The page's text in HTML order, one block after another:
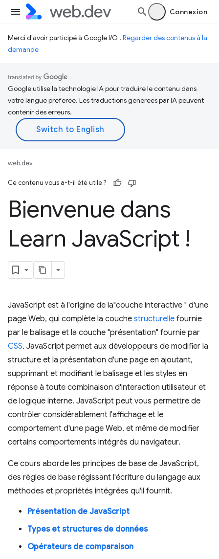
Connexion
Merci d'avoir participé à Google I/O ! Regarder des contenus à la
demande
Google utilise la technologie IA pour traduire le contenu dans
votre langue préférée. Les traductions générées par IA peuvent
contenir des erreurs.
web.dev
Ce contenu vous a-t-il été utile ?
Bienvenue dans
Learn JavaScript !
JavaScript est à l'origine de la"couche interactive " d'une
page Web, qui complète la couche structurelle fournie
par le balisage et la couche "présentation" fournie par
CSS. JavaScript permet aux développeurs de modifier la
structure et la présentation d'une page en ajoutant,
supprimant et modifiant le balisage et les styles en
réponse à toute combinaison d'interaction utilisateur et
de logique interne. JavaScript peut vous permettre de
contrôler considérablement l'affichage et le
comportement d'une page Web, et même de modifier
certains comportements intégrés du navigateur.
Ce cours aborde les principes de base de JavaScript,
des règles de base régissant l'écriture du langage aux
méthodes et propriétés intégrées qu'il fournit.
Présentation de JavaScript
Types et structures de données
Opérateurs de comparaison